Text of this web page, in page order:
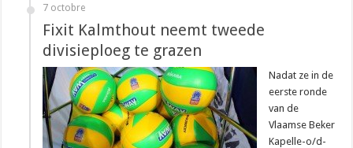
7 octobre
Fixit Kalmthout neemt tweede
divisieploeg te grazen
Nadat ze in de
eerste ronde
van de
Vlaamse Beker
Kapelle-o/d-